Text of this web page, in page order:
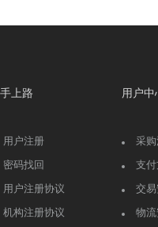
上路
用户注册
密码找回
用户注册协议
机构注册协议
用户中
采
支
交
物